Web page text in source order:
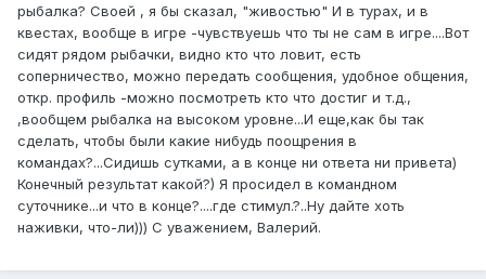
рыбалка? Своей , я бы сказал, "живостью" И в турах, и в
квестах, вообще в игре -чувствуешь что ты не сам в игре....Вот
сидят рядом рыбачки, видно кто что ловит, есть
соперничество, можно передать сообщения, удобное общения,
откр. профиль -можно посмотреть кто что достиг и т.д.,
,вообщем рыбалка на высоком уровне...И еще,как бы так
сделать, чтобы были какие нибудь поощрения в
командах?...Сидишь сутками, а в конце ни ответа ни привета)
Конечный результат какой?) Я просидел в командном
суточнике...и что в конце?....где стимул.?..Ну дайте хоть
наживки, что-ли))) С уважением, Валерий.